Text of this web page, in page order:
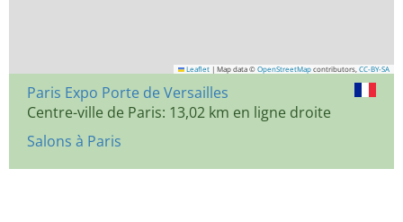
Leaflet | Map data © OpenStreetMap contributors, CC-BY-SA
Paris Expo Porte de Versailles
Centre-ville de Paris: 13,02 km en ligne droite
Salons à Paris